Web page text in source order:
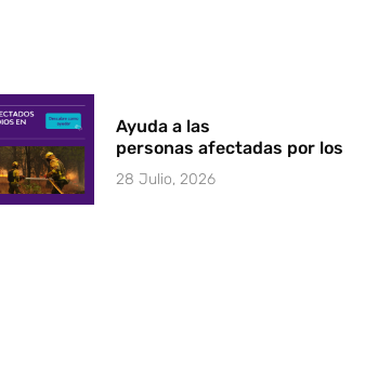
Ayuda a las
personas afectadas por los
28 Julio, 2026